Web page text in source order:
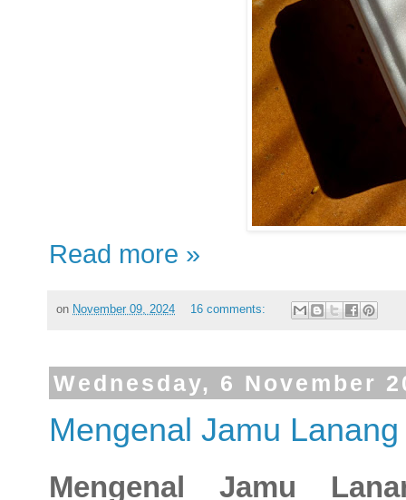
Read more »
on November 09, 2024 16 comments:
Wednesday, 6 November
Mengenal Jamu
Mengenal Jamu